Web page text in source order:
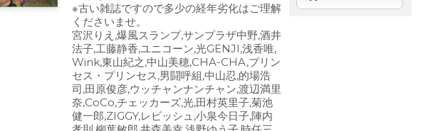
※古い雑誌ですので多少の経年劣化はご理解
くださいませ。
宮沢りえ,爆風スランプ,サンプラザ中野,酒井
法子,工藤静香,ユニコーン,光GENJI,浅香唯,
Wink,東山紀之,中山美穂,CHA-CHA,プリン
セス・プリンセス,男闘呼組,中山忍,的場浩
司,田原俊彦,ウッチャンナンチャン,渡辺満里
奈,CoCo,チェッカーズ,光,田村英里子,菊池
健一郎,ZIGGY,レビッシュ,小泉今日子,陣内